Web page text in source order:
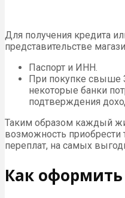
Для получения кредита
представительстве
Паспорт и ИНН.
При покупке свыше
некоторые банки
подтверждения
Таким образом каждый
возможность приобрести
переплат, на самых
Как оформить